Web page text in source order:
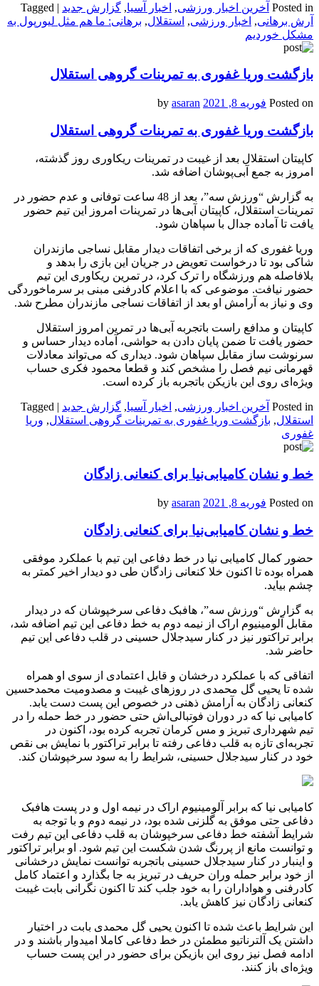
Posted in آخرین اخبار ورزشی, اخبار آسیا, گزارش جدید |
Tagged
آرش برهانی, اخبار ورزشی, استقلال, برهانی: ما هم مثل لیورپول به
مشکل خوردیم
بازگشت وریا غفوری به تمرینات گروهی استقلال
Posted on فوریه 8, 2021 asaran
بازگشت وریا غفوری به تمرینات گروهی استقلال
کاپیتان استقلال بعد از غیبت در تمرینات ریکاوری روز گذشته،
امروز به جمع آبی‌پوشان اضافه شد.
به گزارش “ورزش سه”، بعد از 48 ساعت توفانی و عدم حضور در
تمرینات استقلال، کاپیتان آبی‌ها در تمرینات امروز این تیم حضور
یافت تا آماده جدال با سپاهان شود.
وریا غفوری که از برخی اتفاقات دیدار مقابل نساجی مازندران
شاکی بود تا درخواست تعویض در جریان این بازی را بدهد و
بلافاصله هم ورزشگاه را ترک کرد، در تمرین ریکاوری این تیم
حضور نیافت. موضوعی که با اعلام کادرفنی مبنی بر سرماخوردگی
وی و نیاز به آرامش او بعد از اتفاقات نساجی مازندران مطرح شد.
کاپیتان و مدافع راست باتجربه آبی‌ها در تمرین امروز استقلال
حضور یافت تا ضمن پایان دادن به حواشی، آماده دیدار حساس و
سرنوشت ساز مقابل سپاهان شود. دیداری که می‌تواند معادلات
قهرمانی نیم فصل را مشخص کند و قطعا محمود فکری حساب
ویژه‌ای روی این بازیکن باتجربه باز کرده است.
Posted in آخرین اخبار ورزشی, اخبار آسیا, گزارش جدید
Tagged
استقلال, بازگشت وریا غفوری به تمرینات گروهی استقلال, وریا
غفوری
خط و نشان کامیابی‌نیا برای کنعانی زادگان
Posted on فوریه 8, 2021 asaran
خط و نشان کامیابی‌نیا برای کنعانی زادگان
حضور کمال کامیابی نیا در خط دفاعی این تیم با عملکرد موفقی
همراه بوده تا اکنون خلا کنعانی زادگان طی دو دیدار اخیر کمتر به
چشم بیاید.
به گزارش “ورزش سه”، هافبک دفاعی سرخپوشان که در دیدار
مقابل آلومینیوم اراک از نیمه دوم به خط دفاعی این تیم اضافه شد،
برابر تراکتور نیز در کنار سیدجلال حسینی در قلب دفاعی این تیم
حاضر شد.
اتفاقی که با عملکرد درخشان و قابل اعتمادی از سوی او همراه
شده تا یحیی گل محمدی در روزهای غیبت و مصدومیت محمدحسین
کنعانی زادگان به آرامش ذهنی در خصوص این پست دست یابد.
کامیابی نیا که در دوران فوتبالی‌اش حتی حضور در خط حمله را در
تیم شهرداری تبریز و مس کرمان تجربه کرده بود، اکنون در
تجربه‌ای تازه به قلب دفاعی رفته تا برابر تراکتور با نمایش بی نقص
خود در کنار سیدجلال حسینی، شرایط را به سود سرخپوشان کند.
کامیابی نیا که برابر آلومینیوم اراک در نیمه اول و در پست هافبک
دفاعی حتی موفق به گلزنی شده بود، در نیمه دوم و با توجه به
شرایط آشفته خط دفاعی سرخپوشان به قلب دفاعی این تیم رفت
و توانست مانع از پررنگ شدن شکست این تیم شود. او برابر تراکتور
و اینبار در کنار سیدجلال حسینی باتجربه توانست نمایش درخشانی
از خود برابر حمله وران حریف در تبریز به جا بگذارد و اعتماد کامل
کادرفنی و هواداران را به خود جلب کند تا اکنون نگرانی بابت غیبت
کنعانی زادگان نیز کاهش یابد.
این شرایط باعث شده تا اکنون یحیی گل محمدی بابت در اختیار
داشتن یک آلترناتیو مطمئن در خط دفاعی کاملا امیدوار باشند و در
ادامه فصل نیز روی این بازیکن برای حضور در این پست حساب
ویژه‌ای باز کنند.